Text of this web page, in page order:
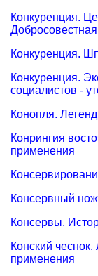
Конкуренция.
Конкуренция.
Конкуренция.
социалистов -
Конопля.
Конрингия
применения
Консервный
Консервы.
Конский
применения